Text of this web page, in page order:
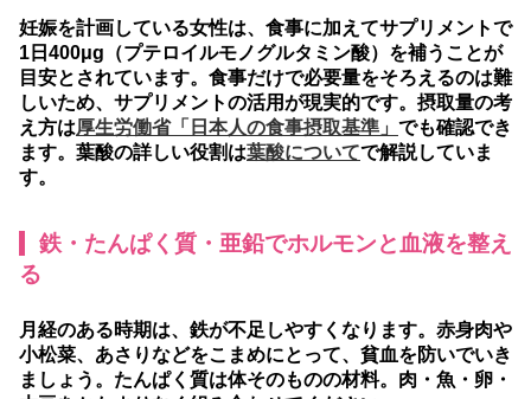
妊娠を計画している女性は、食事に加えてサプリメントで
1日400μg（プテロイルモノグルタミン酸）を補うことが
目安とされています。 食事だけで必要量をそろえるのは難
しいため、サプリメントの活用が現実的です。摂取量の考
え方は厚生労働省「日本人の食事摂取基準」 でも確認でき
ます。葉酸の詳しい役割は葉酸についてで解説していま
す。
鉄・たんぱく質・亜鉛でホルモンと血液を整え
る
月経のある時期は、鉄が不足しやすくなります。赤身肉や
小松菜、あさりなどをこまめにとって、貧血を防いでいき
ましょう。たんぱく質は体そのものの材料。肉・魚・卵・